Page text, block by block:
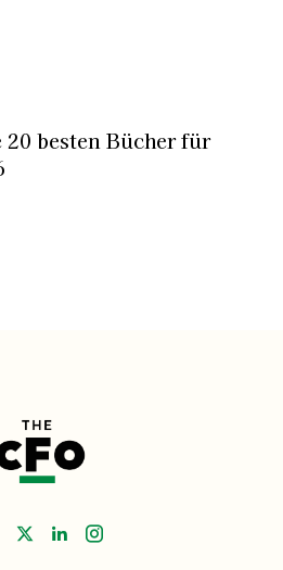
besten Bücher für
us on Facebook
Follow us on Twitter
Add us on
Follow us on